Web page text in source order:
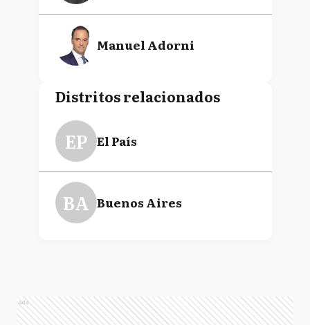
Manuel Adorni
Distritos relacionados
EP El País
BA Buenos Aires
Ads